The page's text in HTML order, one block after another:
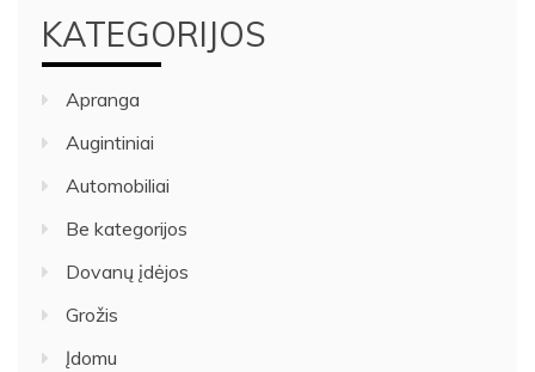
KATEGORIJOS
Apranga
Augintiniai
Automobiliai
Be kategorijos
Dovanų įdėjos
Grožis
Įdomu